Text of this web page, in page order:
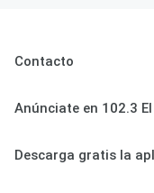
Contacto
Anúnciate en 102.3
Descarga gratis la